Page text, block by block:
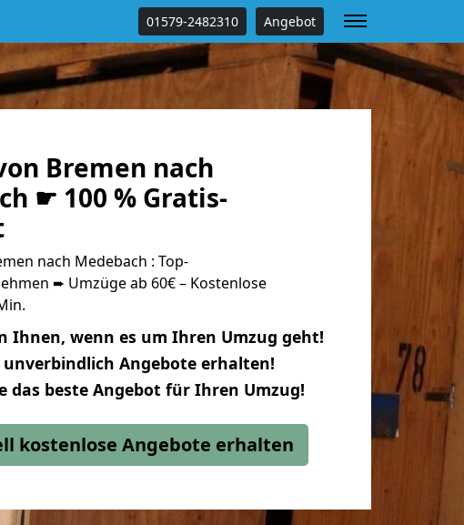
01579-2482310 Angebot
Bremen nach
☛ 100 % Gratis-
nach Medebach : Top-
➨ Umzüge ab 60€ – Kostenlose
Ihnen, wenn es um Ihren Umzug geht!
unverbindlich Angebote erhalten!
das beste Angebot für Ihren Umzug!
kostenlose Angebote erhalten